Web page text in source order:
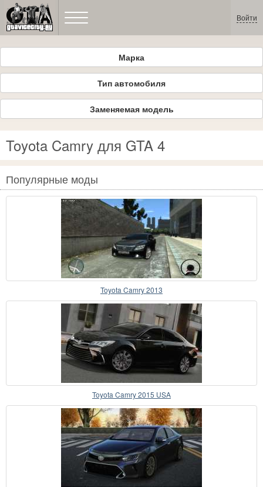
Войти
Марка
Тип автомобиля
Заменяемая модель
Toyota Camry для GTA 4
Популярные моды
Toyota Camry 2013
Toyota Camry 2015 USA